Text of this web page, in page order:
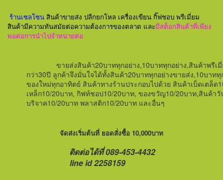
ร้านเซลโซน สินค้าขายส่ง ปลีกยกโหล เครื่องเขียน กิ๊ฟชอบ พรีเมี่ยม
สินค้ามีความทันสมัยต่อความต้องการของตลาด และมีสต็อกสินค้าที่เพียง
พอต่อการนำไปจำหน่ายต่อ
ขายส่งสินค้า20บาททุกอย่าง,10บาททุกอย่าง,สินค้าพรี
กว่า30ปี ลูกค้าจึงมั่นใจได้ทั้งสินค้า20บาททุกอย่างขายส่ง,10บาท
ของใหม่ทุกอาทิตย์ สินค้าทางร้านประกอบไปด้วย สินค้าเบ็ดเตล็ด
เหล็ก10/20บาท, กิฟท์ชอป10/20บาท, ของขวัญ10/20บาท,สินค้า
บริจาค10/20บาท พลาสติก10/20บาท และอื่นๆ
จัดส่งเริ่มต้นที่ ยอดสั่งซื้อ 10,000บาท
ติดต่อได้ที่ 089-453-4432
line id 2258159